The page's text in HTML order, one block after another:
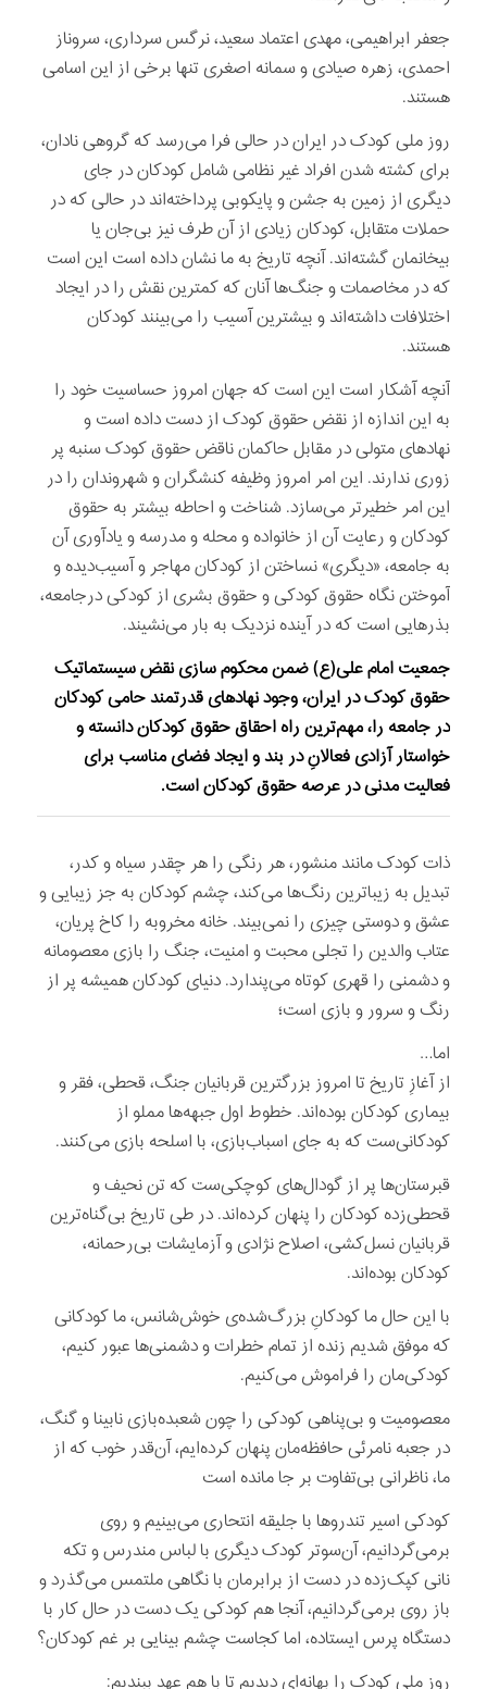
جعفر ابراهیمی، مهدی اعتماد سعید، نرگس سرداری، سروناز
احمدی، زهره صیادی و سمانه اصغری تنها برخی از این اسامی
هستند.
روز ملی کودک در ایران در حالی فرا می‌رسد که گروهی نادان،
برای کشته شدن افراد غیر نظامی شامل کودکان در جای
دیگری از زمین به جشن و پایکوبی پرداخته‌اند در حالی که در
حملات متقابل، کودکان زیادی از آن طرف نیز بی‌جان یا
بیخانمان گشته‌اند. آنچه تاریخ به ما نشان داده است این است
که در مخاصمات و جنگ‌ها آنان که کمترین نقش را در‌ ایجاد
اختلافات داشته‌اند‌ و بیشترین آسیب را می‌بینند کودکان
هستند.
آنچه آشکار است این است که جهان امروز حساسیت خود را
به این اندازه از نقض حقوق کودک از دست داده است و
نهادهای متولی در مقابل حاکمان ناقض حقوق کودک سنبه پر
زوری ندارند. این امر امروز وظیفه کنشگران و‌ شهروندان را در
این امر خطیرتر می‌سازد. شناخت و احاطه بیشتر به حقوق
کودکان و رعایت آن از خانواده و محله و مدرسه و یادآوری آن
به جامعه، «دیگری» نساختن از کودکان مهاجر و آسیب‌دیده و
آموختن نگاه حقوق کودکی و حقوق بشری از کودکی در‌جامعه،
بذرهایی است که در آینده نزدیک به بار می‌نشیند.
جمعیت امام علی(ع) ضمن محکوم سازی نقض سیستماتیک
حقوق کودک در ایران، وجود نهادهای قدرتمند حامی کودکان
در جامعه را، مهم‌ترین راه احقاق حقوق کودکان دانسته و
خواستار آزادی فعالانِ در بند و ایجاد فضای مناسب برای
فعالیت مدنی در عرصه حقوق کودکان است.
ذات کودک مانند منشور، هر رنگی را هر چقدر سیاه و کدر،
تبدیل به زیباترین رنگ‌ها می‌کند، چشم کودکان به جز زیبایی و
عشق و دوستی چیزی را نمی‌بیند. خانه مخروبه را کاخ پریان،
عتاب والدین را تجلی محبت و امنیت، جنگ را بازی معصومانه
و دشمنی را قهری کوتاه می‌پندارد. دنیای کودکان همیشه پر از
رنگ و سرور و بازی است؛
اما…
از آغازِ تاریخ تا امروز بزرگترین قربانیان جنگ، قحطی، فقر و
بیماری کودکان بوده‌اند. خطوط اول جبهه‌ها مملو از
کودکانی‌ست که به جای اسباب‌بازی، با اسلحه بازی می‌کنند.
قبرستان‌ها پر از گودال‌های کوچکی‌ست که تن نحیف و
قحطی‌زده کودکان را پنهان کرده‌اند. در طی تاریخ بی‌گناه‌ترین
قربانیان نسل‌کشی، اصلاح نژادی و آزمایشات بی‌رحمانه،
کودکان بوده‌اند.
با این حال ما کودکانِ بزرگ‌شده‌ی خوش‌شانس، ما کودکانی
که موفق شدیم زنده از تمام خطرات و دشمنی‌ها عبور کنیم،
کودکی‌مان را فراموش می‌کنیم.
معصومیت و بی‌پناهی کودکی را چون شعبده‌بازی نابینا و گنگ،
در جعبه‌ نامرئی حافظه‌مان پنهان کرده‌ایم، آن‌قدر خوب که از
ما، ناظرانی بی‌تفاوت بر جا مانده است
کودکی اسیر تندروها با جلیقه انتحاری می‌بینیم و روی
برمی‌گردانیم، آن‌سوتر کودک دیگری با لباس مندرس و تکه
نانی کپک‌زده در دست از برابرمان با نگاهی ملتمس می‌گذرد و
باز روی برمی‌گردانیم، آنجا هم کودکی یک دست در حال کار با
دستگاه پرس ایستاده، اما کجاست چشم بینایی بر غم کودکان؟